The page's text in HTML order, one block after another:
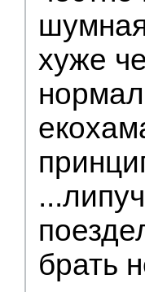
хуже
брать